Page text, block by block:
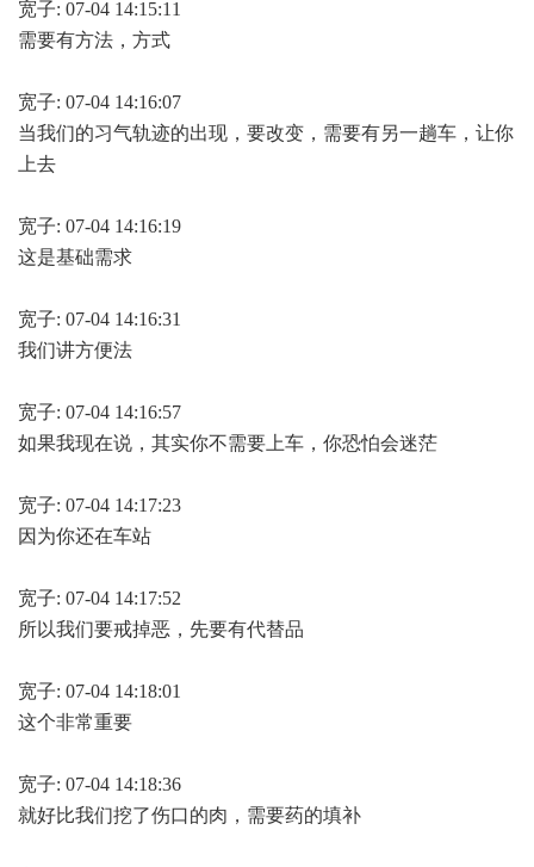
宽子: 07-04 14:15:11
需要有方法，方式
宽子: 07-04 14:16:07
当我们的习气轨迹的出现，要改变，需要有另一趟车，让你
上去
宽子: 07-04 14:16:19
这是基础需求
宽子: 07-04 14:16:31
我们讲方便法
宽子: 07-04 14:16:57
如果我现在说，其实你不需要上车，你恐怕会迷茫
宽子: 07-04 14:17:23
因为你还在车站
宽子: 07-04 14:17:52
所以我们要戒掉恶，先要有代替品
宽子: 07-04 14:18:01
这个非常重要
宽子: 07-04 14:18:36
就好比我们挖了伤口的肉，需要药的填补